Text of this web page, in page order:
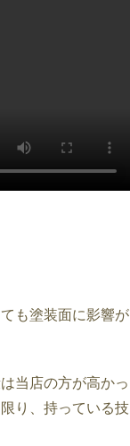
も塗装面に影響が
当店の方が高かっ
り、持っている技